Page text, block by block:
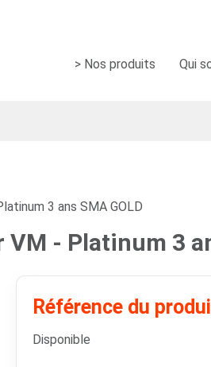
> Nos produits Qui
3 ans SMA GOLD
VM - Platinum 3
Référence du
Disponible